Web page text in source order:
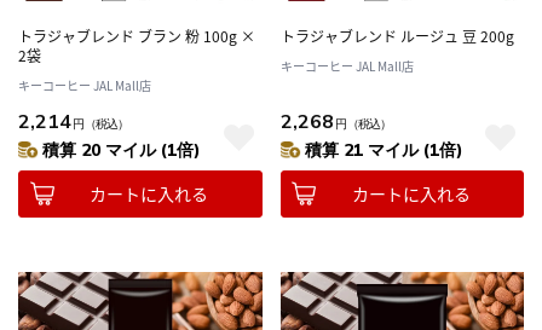
トラジャブレンド ブラン 粉 100g ×
2袋
キーコーヒー JAL Mall店
2,214円 （税込）
積算 20 マイル (1倍)
カートに入れる
トラジャブレンド ルージュ 豆 200g
キーコーヒー JAL Mall店
2,268 円 （税込）
積算 21 マイル (1倍)
カートに入れる